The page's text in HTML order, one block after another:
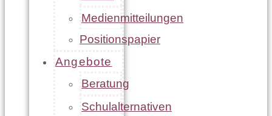
Medienmitteilungen
Positionspapier
Angebote
Beratung
Schulalternativen